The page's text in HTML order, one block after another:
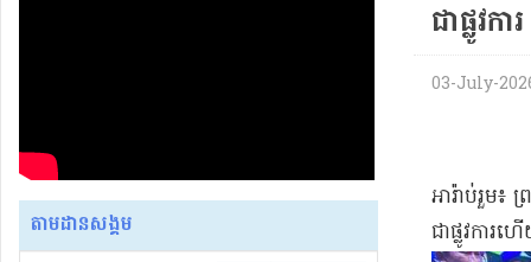
តាមដានសង្គម
ជា​ផ្លូវការ​
03-July-
អារ៉ាប់​រួម​៖
ជា​ផ្លូវកា